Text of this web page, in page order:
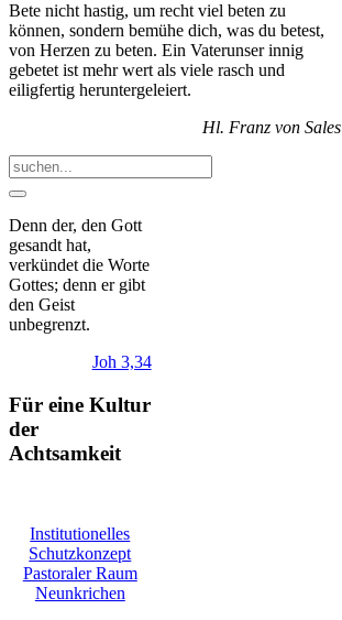
Bete nicht hastig, um recht viel beten zu
können, sondern bemühe dich, was du betest,
von Herzen zu beten. Ein Vaterunser innig
gebetet ist mehr wert als viele rasch und
eiligfertig heruntergeleiert.
Hl. Franz von Sales
Denn der, den Gott
gesandt hat,
verkündet die Worte
Gottes; denn er gibt
den Geist
unbegrenzt.
Joh 3,34
Für eine Kultur
der
Achtsamkeit
Institutionelles
Schutzkonzept
Pastoraler Raum
Neunkrichen